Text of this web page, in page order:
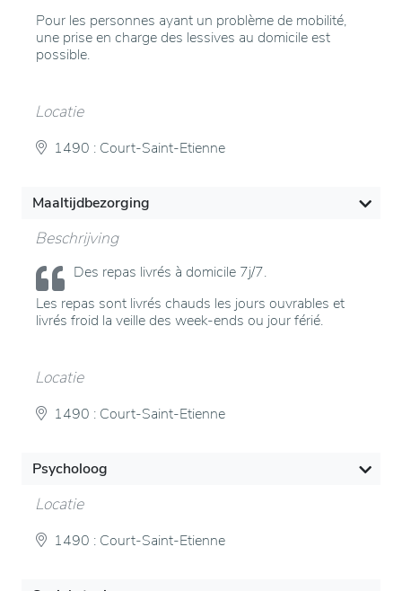
Pour les personnes ayant un problème de mobilité,
une prise en charge des lessives au domicile est
possible.
Locatie
1490 : Court-Saint-Etienne
Maaltijdbezorging
Beschrijving
Des repas livrés à domicile 7j/7.
Les repas sont livrés chauds les jours ouvrables et
livrés froid la veille des week-ends ou jour férié.
Locatie
1490 : Court-Saint-Etienne
Psycholoog
Locatie
1490 : Court-Saint-Etienne